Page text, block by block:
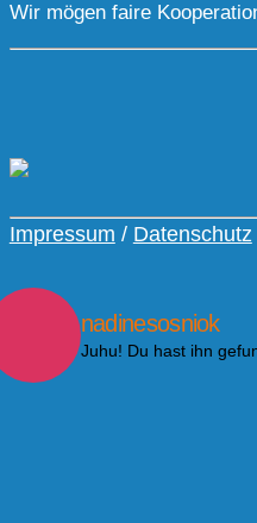
Wir mögen faire
Impressum / Datenschutz
nadinesosniok
Juhu! Du hast ihn